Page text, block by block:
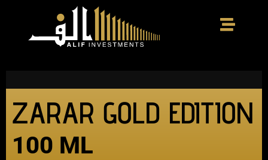
ZARAR GOLD EDITION
100 ML